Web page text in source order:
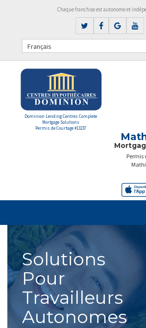
Chaque franchise est autonome et
Français
Dominion Lending Centres Complete
Mortgage Solutions
Permis de Courtage #13237
Permis
Solutions
Pour
Travailleurs
Autonomes